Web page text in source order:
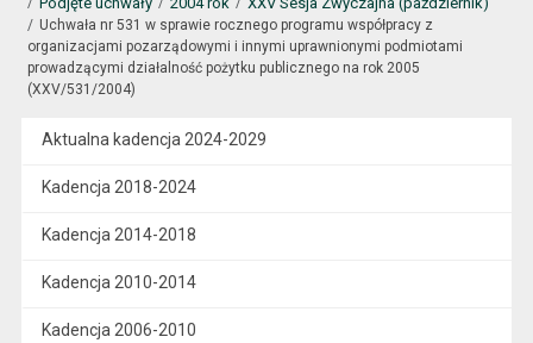
Uchwała nr 531 w sprawie rocznego programu współpracy z
organizacjami pozarządowymi i innymi uprawnionymi podmiotami
prowadzącymi działalność pożytku publicznego na rok 2005
(XXV/531/2004)
Aktualna kadencja 2024-2029
Kadencja 2018-2024
Kadencja 2014-2018
Kadencja 2010-2014
Kadencja 2006-2010